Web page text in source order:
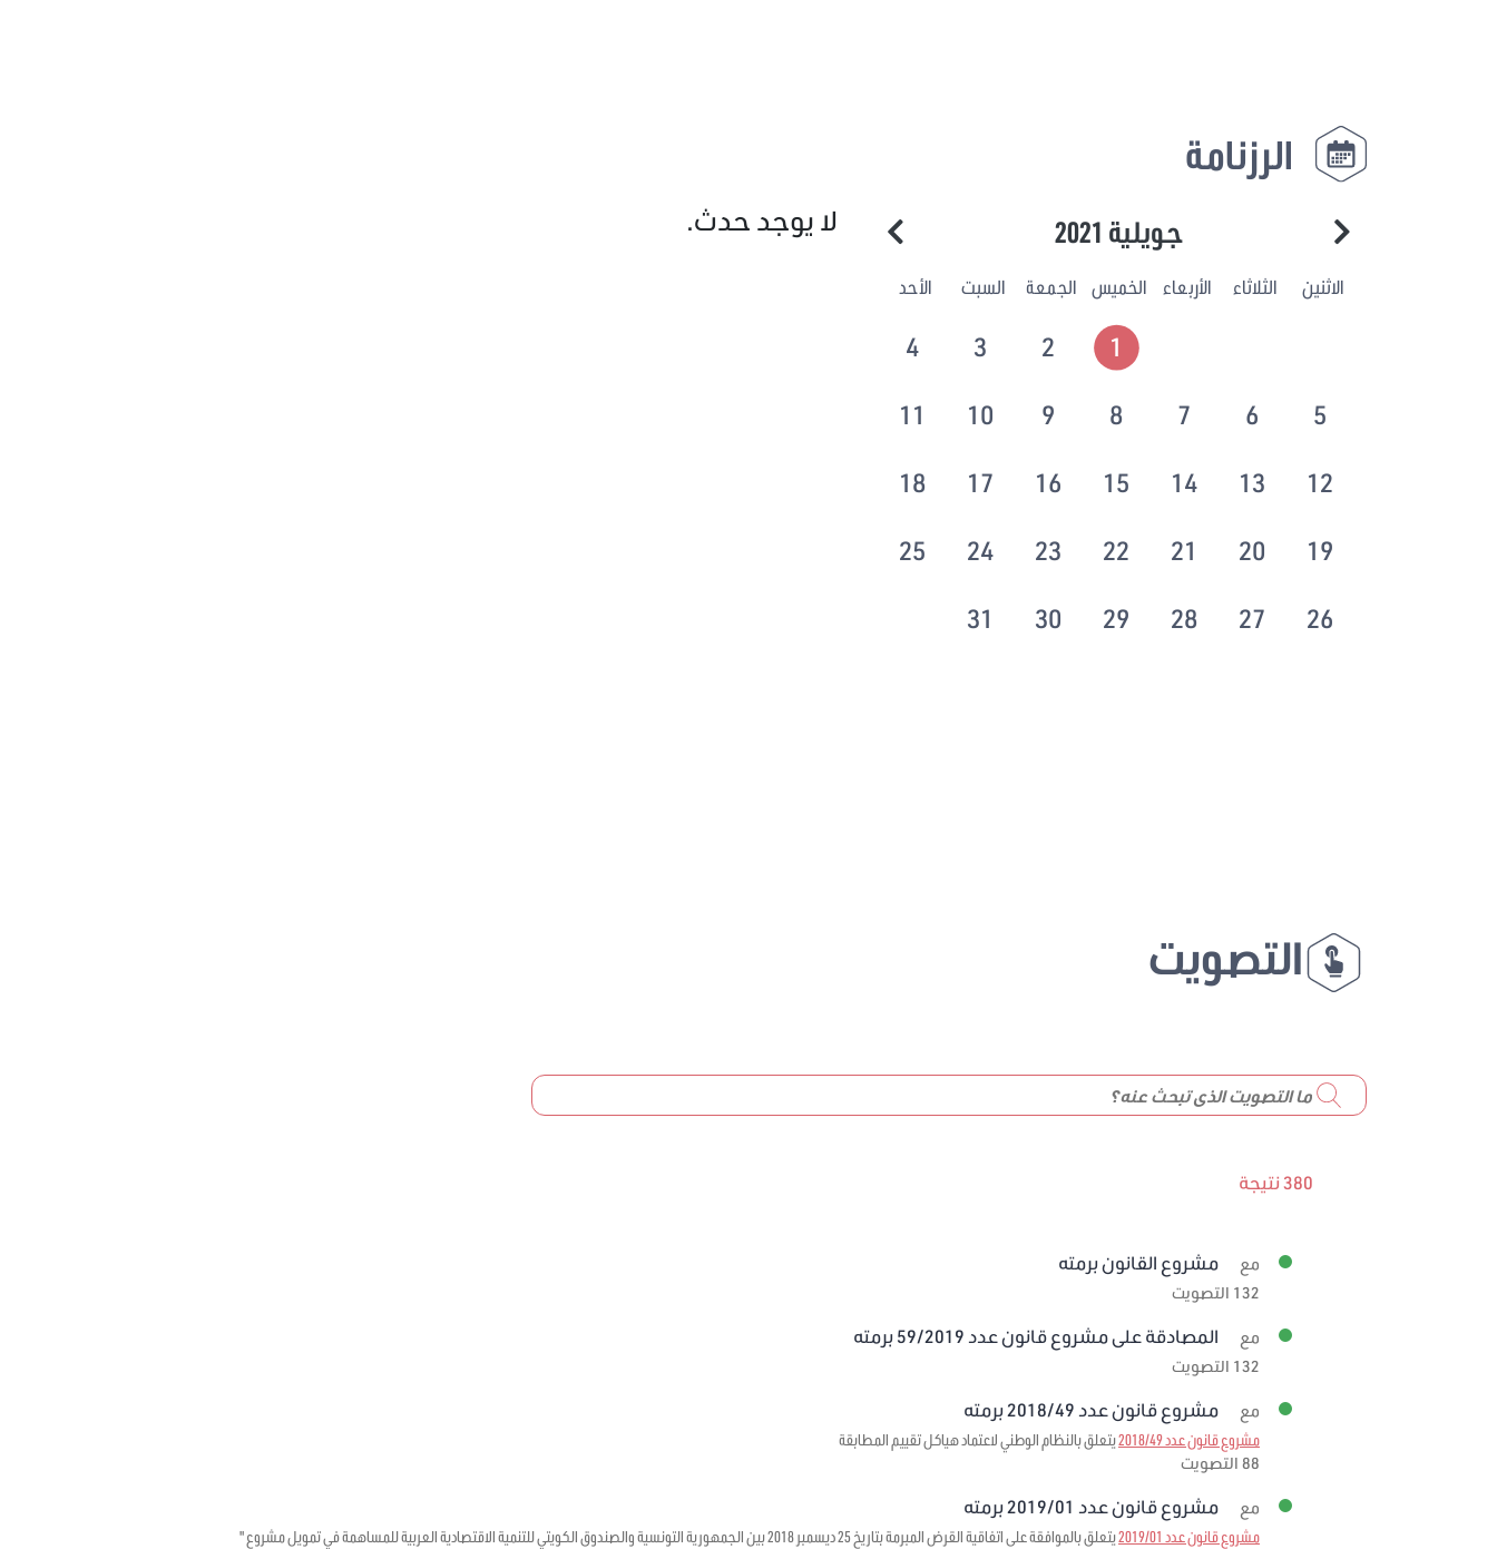
الرزنامة
جويلية 2021
الاثنين الثلاثاء الأربعاء الخميس الجمعة السبت الأحد
1
2
3
4
5
6
7
8
9
10
11
12
13
14
15
16
17
18
19
20
21
22
23
24
25
26
27
28
29
30
31
لا يوجد حدث.
التصويت
380 نتيجة
مع مشروع القانون برمته
132 التصويت
مع المصادقة على مشروع قانون عدد 59/2019 برمته
132 التصويت
مع مشروع قانون عدد 2018/49 برمته
مشروع قانون عدد 2018/49
يتعلق بالنظام الوطني لاعتماد هياكل تقييم المطابقة
88 التصويت
مع مشروع قانون عدد 2019/01 برمته
مشروع قانون عدد 2019/01
يتعلق بالموافقة على اتفاقية القرض المبرمة بتاريخ 25 ديسمبر 2018 بين الجمهورية التونسية والصندوق الكويتي للتنمية الاقتصادية العربية للمساهمة في تمويل مشروع "